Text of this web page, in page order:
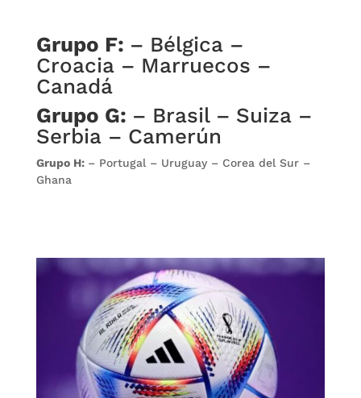
Grupo F: – Bélgica –
Croacia – Marruecos –
Canadá
Grupo G: – Brasil – Suiza –
Serbia – Camerún
Grupo H: – Portugal – Uruguay – Corea del Sur –
Ghana